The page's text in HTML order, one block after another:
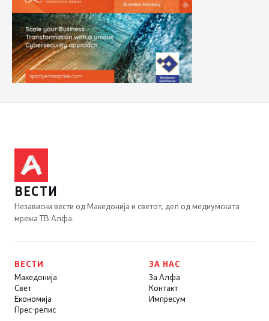
ВЕСТИ
Независни вести од Македонија и светот, дел од медиумската
мрежа ТВ Алфа.
ВЕСТИ
Македонија
Свет
Економија
Прес-релис
ЗА НАС
За Алфа
Контакт
Импресум